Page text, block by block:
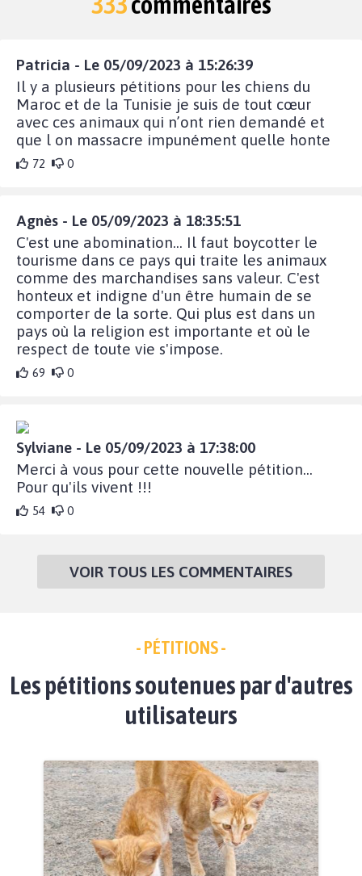
Patricia - Le 05/09/2023 à 15:26:39
Il y a plusieurs pétitions pour les chiens du
Maroc et de la Tunisie je suis de tout cœur
avec ces animaux qui n’ont rien demandé et
que l on massacre impunément quelle honte
72 0
Agnès - Le 05/09/2023 à 18:35:51
C'est une abomination... Il faut boycotter le
tourisme dans ce pays qui traite les animaux
comme des marchandises sans valeur. C'est
honteux et indigne d'un être humain de se
comporter de la sorte. Qui plus est dans un
pays où la religion est importante et où le
respect de toute vie s'impose.
69 0
Sylviane - Le 05/09/2023 à 17:38:00
Merci à vous pour cette nouvelle pétition...
Pour qu'ils vivent !!!
54 0
VOIR TOUS LES COMMENTAIRES
- PÉTITIONS -
Les pétitions soutenues par d'autres
utilisateurs